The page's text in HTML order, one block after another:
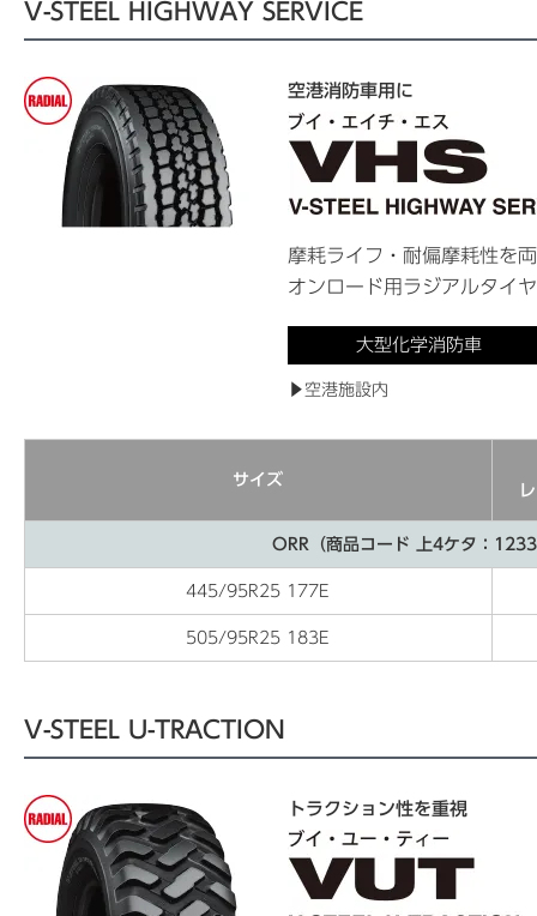
V-STEEL HIGHWAY SERVICE
空港消防車用に
摩耗ライフ・耐偏摩耗性を
オンロード用ラジアルタイヤ
大型化学消防車
▶空港施設内
サイズ
ORR（商品コード 上4ケタ：
445/95R25 177E
505/95R25 183E
V-STEEL U-TRACTION
トラクション性を重視